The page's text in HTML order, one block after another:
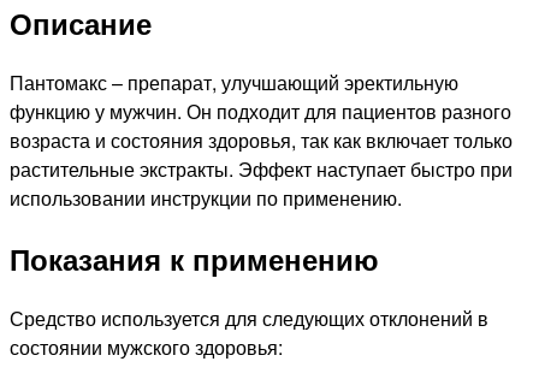
Описание
Пантомакс – препарат, улучшающий эректильную
функцию у мужчин. Он подходит для пациентов разного
возраста и состояния здоровья, так как включает только
растительные экстракты. Эффект наступает быстро при
использовании инструкции по применению.
Показания к применению
Средство используется для следующих отклонений в
состоянии мужского здоровья: